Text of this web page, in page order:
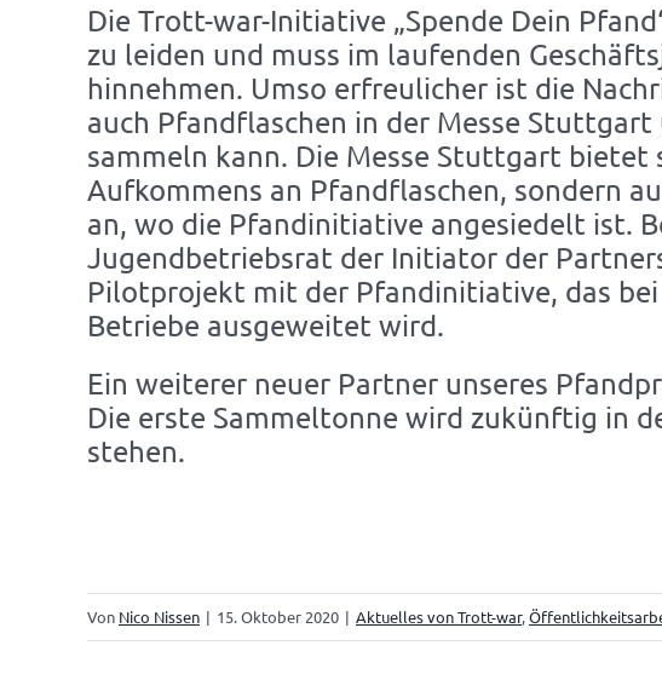
Die Trott-war-Initiative „Spende Dein
zu leiden und muss im laufenden
hinnehmen. Umso erfreulicher ist die
auch Pfandflaschen in der Messe
sammeln kann. Die Messe Stuttgart bietet
Aufkommens an Pfandflaschen, sondern
an, wo die Pfandinitiative angesiedelt ist.
Jugendbetriebsrat der Initiator der
Pilotprojekt mit der Pfandinitiative, das
Betriebe ausgeweitet wird.
Ein weiterer neuer Partner unseres
Die erste Sammeltonne wird zukünftig in
stehen.
Von Nico Nissen | 15. Oktober 2020 | Aktuelles von Trott-war,